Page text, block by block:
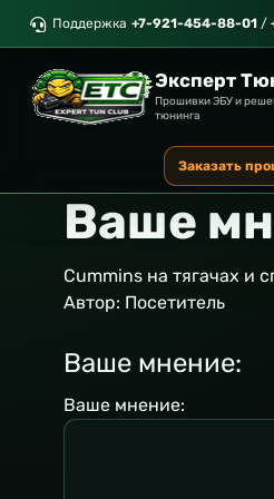
Поддержка +7-921-454-88-01 /
Эксперт
Прошивки ЭБУ и
тюнинга
Заказать
Ваше
Cummins на тягачах и
Автор: Посетитель
Ваше мнение:
Ваше мнение: